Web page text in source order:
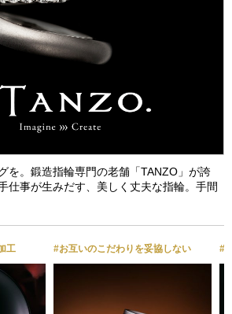
を。鍛造指輪専門の老舗「TANZO」が誇
仕事が生みだす、美しく丈夫な指輪。手間
工 #お互いのこだわりを妥協しない #